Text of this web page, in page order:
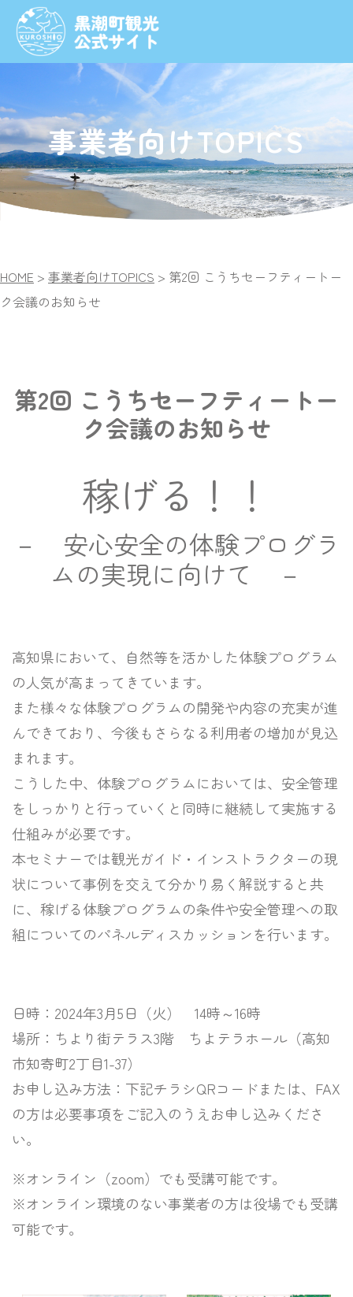
事業者向けTOPICS
HOME > 事業者向けTOPICS > 第2回 こうちセーフティートー
ク会議のお知らせ
第2回 こうちセーフティートー
ク会議のお知らせ
稼げる！！
－ 安心安全の体験プログラ
ムの実現に向けて －
高知県において、自然等を活かした体験プログラム
の人気が高まってきています。
また様々な体験プログラムの開発や内容の充実が進
んできており、今後もさらなる利用者の増加が見込
まれます。
こうした中、体験プログラムにおいては、安全管理
をしっかりと行っていくと同時に継続して実施する
仕組みが必要です。
本セミナーでは観光ガイド・インストラクターの現
状について事例を交えて分かり易く解説すると共
に、稼げる体験プログラムの条件や安全管理への取
組についてのパネルディスカッションを行います。
日時：2024年3月5日（火） 14時～16時
場所：ちより街テラス3階 ちよテラホール（高知
市知寄町2丁目1-37）
お申し込み方法：下記チラシQRコードまたは、FAX
の方は必要事項をご記入のうえお申し込みくださ
い。
※オンライン（zoom）でも受講可能です。
※オンライン環境のない事業者の方は役場でも受講
可能です。